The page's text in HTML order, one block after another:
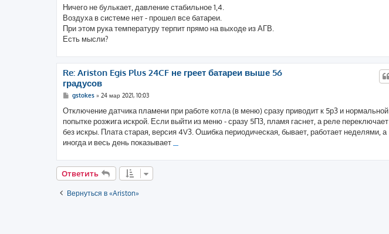
Ничего не булькает, давление стабильное 1,4.
Воздуха в системе нет - прошел все батареи.
При этом рука температуру терпит прямо на выходе из АГВ.
Есть мысли?
Re: Ariston Egis Plus 24CF не греет батареи выше 56
градусов
С
о
б
щ
е
н
и
gstokes» 24 мар 2021, 10:03
Отключение датчика пламени при работе котла (в меню) сразу приводит к 5р3 и нормальной
попытке розжига искрой. Если выйти из меню - сразу 5П3, пламя гаснет, а реле переключает
без искры. Плата старая, версия 4V3. Ошибка периодическая, бывает, работает неделями, а
иногда и весь день показывает
Ответить
Вернуться в «Ariston»